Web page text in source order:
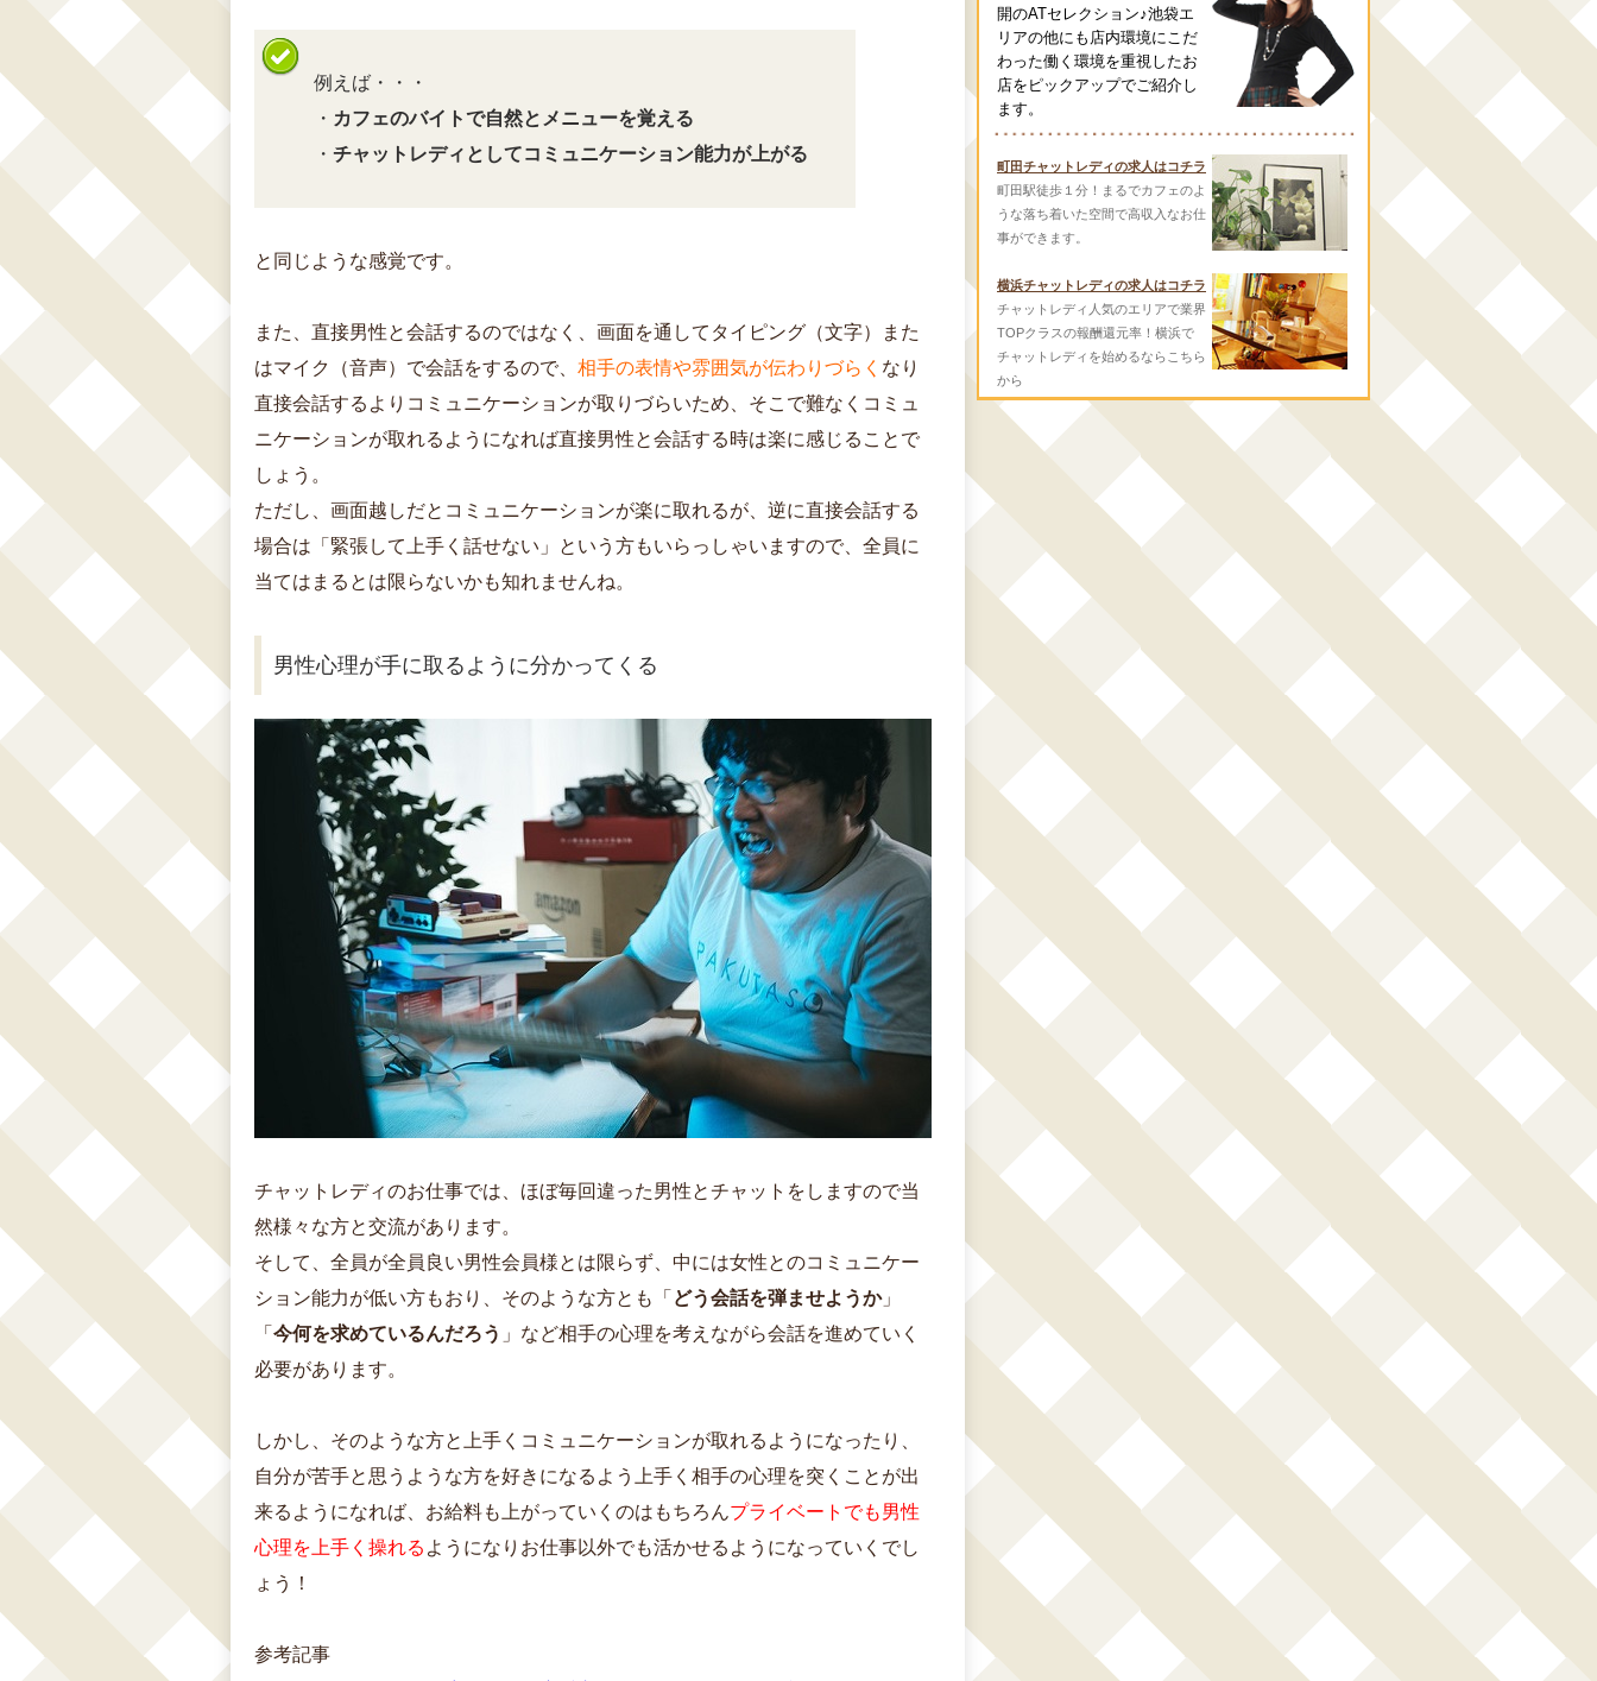
例えば・・・
・ カフェのバイトで自然とメニューを覚える
・ チャットレディとしてコミュニケーション能力が上がる
と同じような感覚です。
また、直接男性と会話するのではなく、画面を通してタイピング（文字）また
はマイク（音声）で会話をするので、 相手の表情や雰囲気が伝わりづらく なり
直接会話するよりコミュニケーションが取りづらいため、そこで難なくコミュ
ニケーションが取れるようになれば直接男性と会話する時は楽に感じることで
しょう。
ただし、画面越しだとコミュニケーションが楽に取れるが、逆に直接会話する
場合は「緊張して上手く話せない」という方もいらっしゃいますので、全員に
当てはまるとは限らないかも知れませんね。
男性心理が手に取るように分かってくる
チャットレディのお仕事では、ほぼ毎回違った男性とチャットをしますので当
然様々な方と交流があります。
そして、全員が全員良い男性会員様とは限らず、中には女性とのコミュニケー
ション能力が低い方もおり、そのような方とも「 どう会話を弾ませようか」
「 今何を求めているんだろう 」など相手の心理を考えながら会話を進めていく
必要があります。
しかし、そのような方と上手くコミュニケーションが取れるようになったり、
自分が苦手と思うような方を好きになるよう上手く相手の心理を突くことが出
来るようになれば、お給料も上がっていくのはもちろんプライベートでも男性
心理を上手く操れる ようになりお仕事以外でも活かせるようになっていくでし
ょう！
参考記事
開のATセレクション♪池袋エ
リアの他にも店内環境にこだ
わった働く環境を重視したお
店をピックアップでご紹介し
ます。
町田チャットレディの求人はコチラ
町田駅徒歩１分！まるでカフェのよ
うな落ち着いた空間で高収入なお仕
事ができます。
横浜チャットレディの求人はコチラ
チャットレディ人気のエリアで業界
TOPクラスの報酬還元率！横浜で
チャットレディを始めるならこちら
から